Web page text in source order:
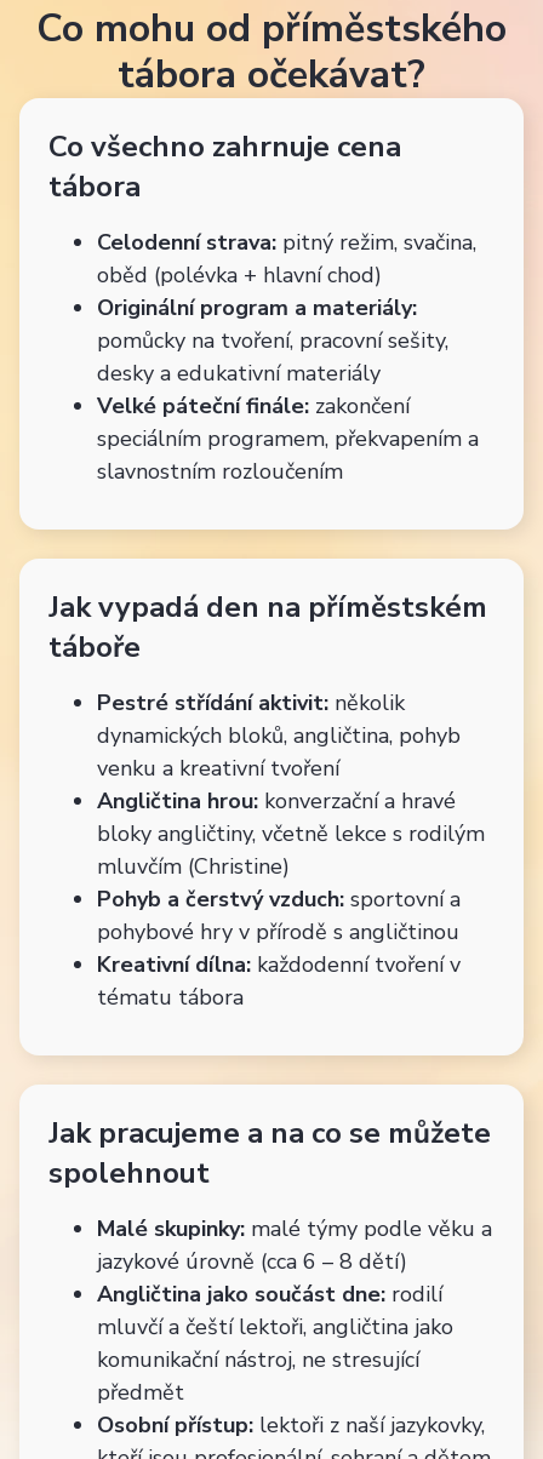
Co mohu od příměstského
tábora očekávat?
Co všechno zahrnuje cena
tábora
Celodenní strava: pitný režim, svačina,
oběd (polévka + hlavní chod)
Originální program a materiály:
pomůcky na tvoření, pracovní sešity,
desky a edukativní materiály
Velké páteční finále: zakončení
speciálním programem, překvapením a
slavnostním rozloučením
Jak vypadá den na příměstském
táboře
Pestré střídání aktivit: několik
dynamických bloků, angličtina, pohyb
venku a kreativní tvoření
Angličtina hrou: konverzační a hravé
bloky angličtiny, včetně lekce s rodilým
mluvčím (Christine)
Pohyb a čerstvý vzduch: sportovní a
pohybové hry v přírodě s angličtinou
Kreativní dílna: každodenní tvoření v
tématu tábora
Jak pracujeme a na co se můžete
spolehnout
Malé skupinky: malé týmy podle věku a
jazykové úrovně (cca 6 – 8 dětí)
Angličtina jako součást dne: rodilí
mluvčí a čeští lektoři, angličtina jako
komunikační nástroj, ne stresující
předmět
Osobní přístup: lektoři z naší jazykovky,